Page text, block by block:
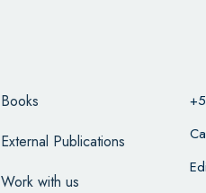
Books
External Publications
Work with us